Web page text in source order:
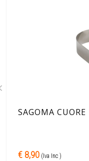
SAGOMA CUORE
€ 8,90(Iva Inc )